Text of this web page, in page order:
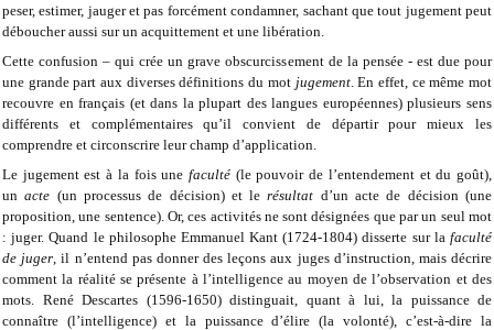
peser, estimer, jauger et pas forcément condamner, sachant que tout jugement peut
déboucher aussi sur un acquittement et une libération.
Cette confusion – qui crée un grave obscurcissement de la pensée - est due pour
une grande part aux diverses définitions du mot jugement. En effet, ce même mot
recouvre en français (et dans la plupart des langues européennes) plusieurs sens
différents et complémentaires qu’il convient de départir pour mieux les
comprendre et circonscrire leur champ d’application.
Le jugement est à la fois une faculté (le pouvoir de l’entendement et du goût),
unacte (un processus de décision) et lerésultat d’un acte de décision (une
proposition, une sentence). Or, ces activités ne sont désignées que par un seul mot
: juger. Quand le philosophe Emmanuel Kant (1724-1804) disserte sur la faculté
de juger, il n’entend pas donner des leçons aux juges d’instruction, mais décrire
comment la réalité se présente à l’intelligence au moyen de l’observation et des
mots. René Descartes (1596-1650) distinguait, quant à lui, la puissance de
connaître (l’intelligence) et la puissance d’élire (la volonté), c’est-à-dire la